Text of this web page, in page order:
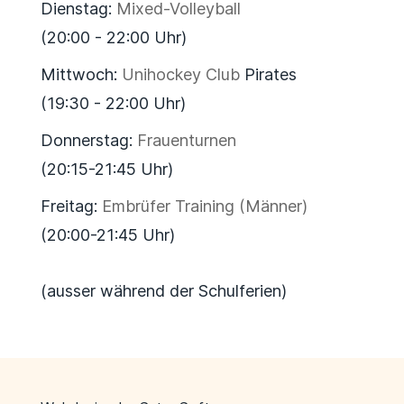
Dienstag: Mixed-Volleyball
(20:00 - 22:00 Uhr)
Mittwoch: Unihockey ClubPirates
(19:30 - 22:00 Uhr)
Donnerstag: Frauenturnen
(20:15-21:45 Uhr)
Freitag: Embrüfer Training (Männer)
(20:00-21:45 Uhr)
(ausser während der Schulferien)